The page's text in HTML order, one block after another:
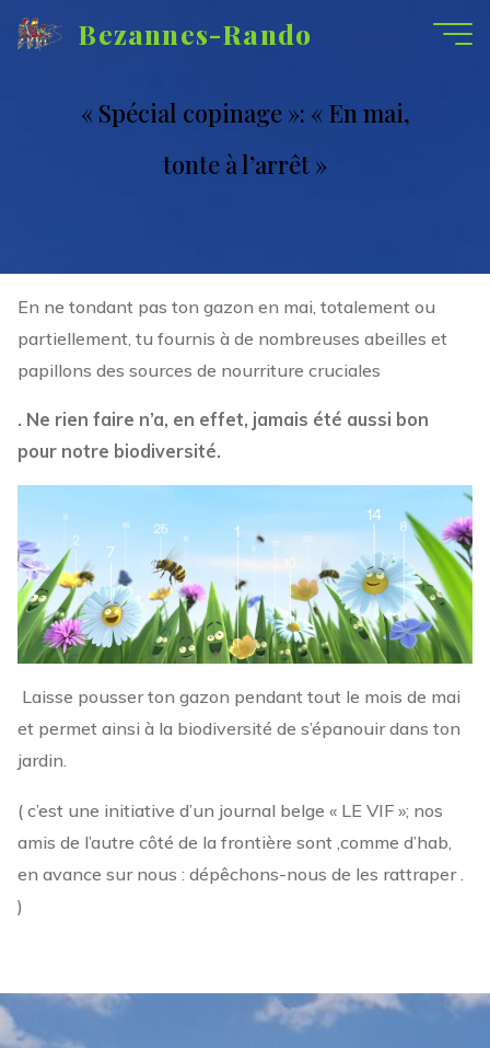
Aller
au
Bezannes-Rando
« Spécial copinage »: « En mai,
tonte à l’arrêt »
En ne tondant pas ton gazon en mai, totalement ou
partiellement, tu fournis à de nombreuses abeilles et
papillons des sources de nourriture cruciales
. Ne rien faire n’a, en effet, jamais été aussi bon
pour notre biodiversité.
Laisse pousser ton gazon pendant tout le mois de mai
et permet ainsi à la biodiversité de s’épanouir dans ton
jardin.
( c’est une initiative d’un journal belge « LE VIF »; nos
amis de l’autre côté de la frontière sont ,comme d’hab,
en avance sur nous : dépêchons-nous de les rattraper .
)